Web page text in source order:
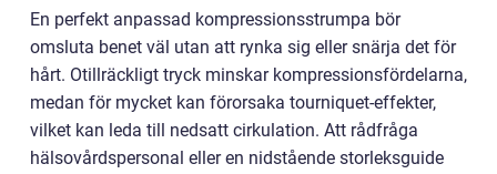
En perfekt anpassad kompressionsstrumpa bör
omsluta benet väl utan att rynka sig eller snärja det för
hårt. Otillräckligt tryck minskar kompressionsfördelarna,
medan för mycket kan förorsaka tourniquet-effekter,
vilket kan leda till nedsatt cirkulation. Att rådfråga
hälsovårdspersonal eller en nidstående storleksguide